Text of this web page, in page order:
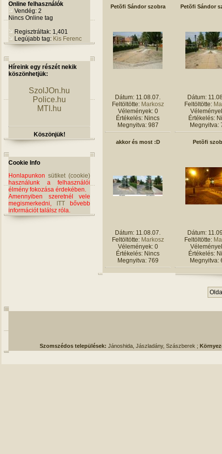
Online felhasználók
Vendég: 2
Nincs Online tag
Regisztráltak: 1,401
Legújabb tag: Kis Ferenc
Híreink egy részét nekik
köszönhetjük:
SzolJOn.hu
Police.hu
MTI.hu
Köszönjük!
Cookie Info
Honlapunkon sütiket (cookie)
használunk a felhasználói
élmény fokozása érdekében.
Amennyiben szeretnél vele
megismerkedni,
ITT bővebb
információt találsz róla.
Petõfi Sándor szobra
Dátum: 11.08.07.
Feltöltötte: Markosz
Vélemények: 0
Értékelés: Nincs
Megnyitva: 987
Petõfi Sándor
Dátum:
Feltöltötte:
Értékelés:
Megnyitva:
akkor és most :D
Dátum: 11.08.07.
Feltöltötte: Markosz
Vélemények: 0
Értékelés: Nincs
Megnyitva: 769
Petõfi
Dátum:
Feltöltötte:
Értékelés:
Megnyitva:
Szomszédos települések: Jánoshida, Jászladány, Szászberek ;